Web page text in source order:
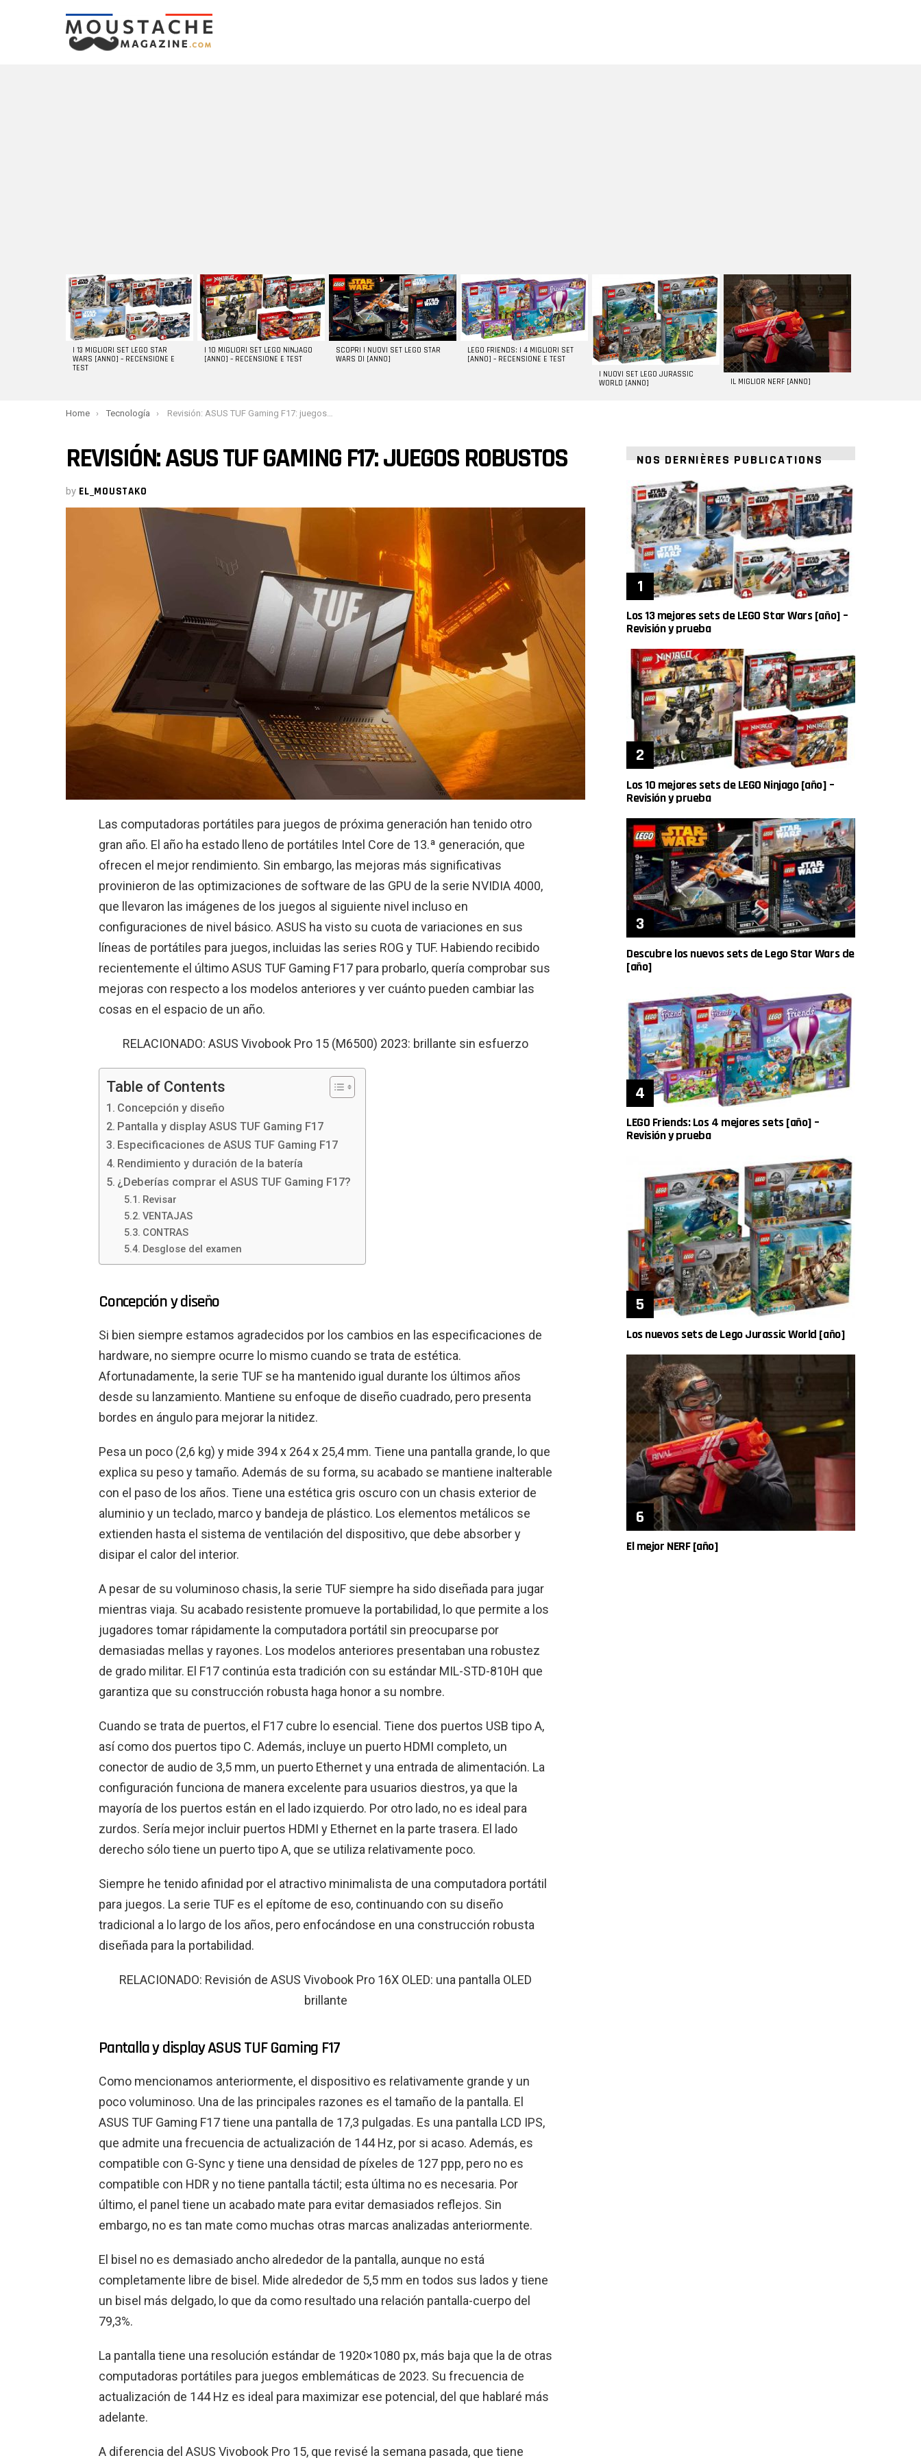
LATEST
STORIES
I 13 MIGLIORI SET LEGO STAR
WARS [ANNO] – RECENSIONE E
TEST
I 10 MIGLIORI SET LEGO NINJAGO
[ANNO] – RECENSIONE E TEST
SCOPRI I NUOVI SET LEGO STAR
WARS DI [ANNO]
LEGO FRIENDS: I 4 MIGLIORI SET
[ANNO] – RECENSIONE E TEST
I NUOVI SET LEGO JURASSIC
WORLD [ANNO]
IL MIGLIOR NERF [ANNO]
You are here:
Home Tecnología Revisión: ASUS TUF Gaming F17: juegos robustos
REVISIÓN: ASUS TUF GAMING F17: JUEGOS ROBUSTOS
by EL_MOUSTAKO
Las computadoras portátiles para juegos de próxima generación han tenido otro
gran año. El año ha estado lleno de portátiles Intel Core de 13.ª generación, que
ofrecen el mejor rendimiento. Sin embargo, las mejoras más significativas
provinieron de las optimizaciones de software de las GPU de la serie NVIDIA 4000,
que llevaron las imágenes de los juegos al siguiente nivel incluso en
configuraciones de nivel básico. ASUS ha visto su cuota de variaciones en sus
líneas de portátiles para juegos, incluidas las series ROG y TUF. Habiendo recibido
recientemente el último ASUS TUF Gaming F17 para probarlo, quería comprobar sus
mejoras con respecto a los modelos anteriores y ver cuánto pueden cambiar las
cosas en el espacio de un año.
RELACIONADO: ASUS Vivobook Pro 15 (M6500) 2023: brillante sin esfuerzo
Table of Contents
Concepción y diseño
Pantalla y display ASUS TUF Gaming F17
Especificaciones de ASUS TUF Gaming F17
Rendimiento y duración de la batería
¿Deberías comprar el ASUS TUF Gaming F17?
Revisar
VENTAJAS
CONTRAS
Desglose del examen
Concepción y diseño
Si bien siempre estamos agradecidos por los cambios en las especificaciones de
hardware, no siempre ocurre lo mismo cuando se trata de estética.
Afortunadamente, la serie TUF se ha mantenido igual durante los últimos años
desde su lanzamiento. Mantiene su enfoque de diseño cuadrado, pero presenta
bordes en ángulo para mejorar la nitidez.
Pesa un poco (2,6 kg) y mide 394 x 264 x 25,4 mm. Tiene una pantalla grande, lo que
explica su peso y tamaño. Además de su forma, su acabado se mantiene inalterable
con el paso de los años. Tiene una estética gris oscuro con un chasis exterior de
aluminio y un teclado, marco y bandeja de plástico. Los elementos metálicos se
extienden hasta el sistema de ventilación del dispositivo, que debe absorber y
disipar el calor del interior.
A pesar de su voluminoso chasis, la serie TUF siempre ha sido diseñada para jugar
mientras viaja. Su acabado resistente promueve la portabilidad, lo que permite a los
jugadores tomar rápidamente la computadora portátil sin preocuparse por
demasiadas mellas y rayones. Los modelos anteriores presentaban una robustez
de grado militar. El F17 continúa esta tradición con su estándar MIL-STD-810H que
garantiza que su construcción robusta haga honor a su nombre.
Cuando se trata de puertos, el F17 cubre lo esencial. Tiene dos puertos USB tipo A,
así como dos puertos tipo C. Además, incluye un puerto HDMI completo, un
conector de audio de 3,5 mm, un puerto Ethernet y una entrada de alimentación. La
configuración funciona de manera excelente para usuarios diestros, ya que la
mayoría de los puertos están en el lado izquierdo. Por otro lado, no es ideal para
zurdos. Sería mejor incluir puertos HDMI y Ethernet en la parte trasera. El lado
derecho sólo tiene un puerto tipo A, que se utiliza relativamente poco.
Siempre he tenido afinidad por el atractivo minimalista de una computadora portátil
para juegos. La serie TUF es el epítome de eso, continuando con su diseño
tradicional a lo largo de los años, pero enfocándose en una construcción robusta
diseñada para la portabilidad.
RELACIONADO: Revisión de ASUS Vivobook Pro 16X OLED: una pantalla OLED
brillante
Pantalla y display ASUS TUF Gaming F17
Como mencionamos anteriormente, el dispositivo es relativamente grande y un
poco voluminoso. Una de las principales razones es el tamaño de la pantalla. El
ASUS TUF Gaming F17 tiene una pantalla de 17,3 pulgadas. Es una pantalla LCD IPS,
que admite una frecuencia de actualización de 144 Hz, por si acaso. Además, es
compatible con G-Sync y tiene una densidad de píxeles de 127 ppp, pero no es
compatible con HDR y no tiene pantalla táctil; esta última no es necesaria. Por
último, el panel tiene un acabado mate para evitar demasiados reflejos. Sin
embargo, no es tan mate como muchas otras marcas analizadas anteriormente.
El bisel no es demasiado ancho alrededor de la pantalla, aunque no está
completamente libre de bisel. Mide alrededor de 5,5 mm en todos sus lados y tiene
un bisel más delgado, lo que da como resultado una relación pantalla-cuerpo del
79,3%.
La pantalla tiene una resolución estándar de 1920×1080 px, más baja que la de otras
computadoras portátiles para juegos emblemáticas de 2023. Su frecuencia de
actualización de 144 Hz es ideal para maximizar ese potencial, del que hablaré más
adelante.
A diferencia del ASUS Vivobook Pro 15, que revisé la semana pasada, que tiene
NOS DERNIÈRES PUBLICATIONS
Los 13 mejores sets de LEGO Star Wars [año] –
Revisión y prueba
Los 10 mejores sets de LEGO Ninjago [año] –
Revisión y prueba
Descubre los nuevos sets de Lego Star Wars de
[año]
LEGO Friends: Los 4 mejores sets [año] –
Revisión y prueba
Los nuevos sets de Lego Jurassic World [año]
El mejor NERF [año]